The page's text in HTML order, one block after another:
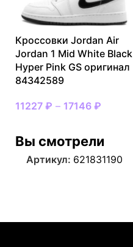
Кроссовки Jordan Air
Jordan 1 Mid White Black
Hyper Pink GS оригинал
84342589
11227 ₽ – 17146 ₽
Вы смотрели
Артикул: 621831190